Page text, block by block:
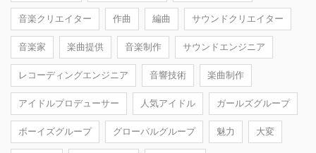
音楽クリエイター 作曲 編曲 サウンドクリエイター
音楽家 楽曲提供 音楽制作 サウンドエンジニア
レコーディングエンジニア 音響技術 楽曲制作
アイドルプロデューサー 人気アイドル ガールズグループ
ボーイズグループ グローバルグループ 魅力 大変